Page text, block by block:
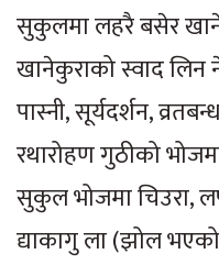
सुकुलमा लहरै बसेर
खानेकुराको स्वाद लिन
पास्नी, सूर्यदर्शन,
रथारोहण गुठीको
सुकुल भोजमा चिउरा,
द्याकागु ला (झोल